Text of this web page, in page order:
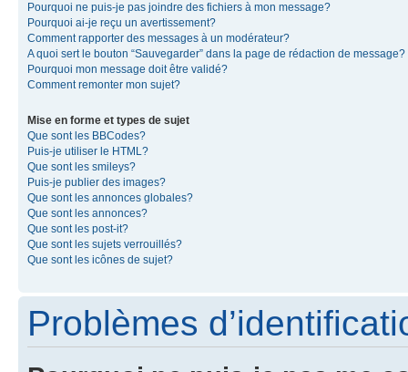
Pourquoi ne puis-je pas joindre des fichiers à mon message?
Pourquoi ai-je reçu un avertissement?
Comment rapporter des messages à un modérateur?
A quoi sert le bouton “Sauvegarder” dans la page de rédaction de message?
Pourquoi mon message doit être validé?
Comment remonter mon sujet?
Mise en forme et types de sujet
Que sont les BBCodes?
Puis-je utiliser le HTML?
Que sont les smileys?
Puis-je publier des images?
Que sont les annonces globales?
Que sont les annonces?
Que sont les post-it?
Que sont les sujets verrouillés?
Que sont les icônes de sujet?
Problèmes